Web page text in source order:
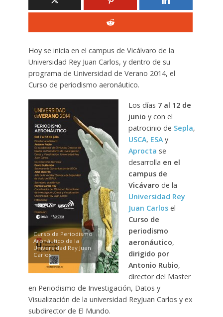
Hoy se inicia en el campus de Vicálvaro de la
Universidad Rey Juan Carlos, y dentro de su
programa de Universidad de Verano 2014, el
Curso de periodismo aeronáutico.
Curso de Periodismo
Aronáutico de la
Universidad Rey Juan
Carlos
Los días 7 al 12 de
junio y con el
patrocinio de Sepla,
USCA, ESAy
Aprocta se
desarrolla en el
campus de
Vicávaro de la
Universidad Rey
Juan Carlosel
Curso de
periodismo
aeronáutico,
dirigido por
Antonio Rubio,
director del Master
en Periodismo de Investigación, Datos y
Visualización de la universidad ReyJuan Carlos y ex
subdirector de El Mundo.